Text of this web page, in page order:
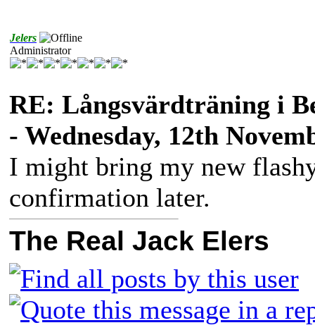
Jelers
Administrator
RE: Långsvärdträning i
- Wednesday, 12th
I might bring my new
confirmation later.
The Real Jack Elers